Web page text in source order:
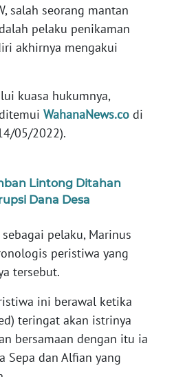
salah seorang mantan
pelaku penikaman
akhirnya mengakui
kuasa hukumnya,
WahanaNews.co di
05/2022).
Lintong Ditahan
Dana Desa
pelaku, Marinus
peristiwa yang
tersebut.
ini berawal ketika
teringat akan istrinya
bersamaan dengan itu ia
Sepa dan Alfian yang